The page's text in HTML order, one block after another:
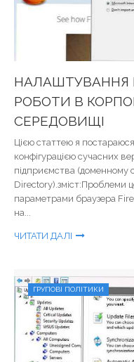
НАЛАШТУВАННЯ
РОБОТИ В
СЕРЕДОВИЩІ
Цією статтею я
конфігурацією сучасних
підприємства (доменному
Directory).зміст:Проблеми
параметрами браузера
на...
ЧИТАТИ ДАЛІ
ГРУПОВІ ПОЛІТИКИ